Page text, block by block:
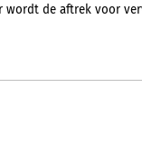
de aftrek voor